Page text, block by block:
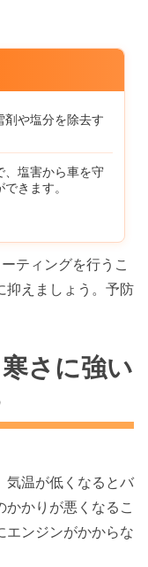
剤や塩分を除去す
、塩害から車を守
きます。
ティングを行うこ
抑えましょう。予防
さに強い
気温が低くなるとバ
かかりが悪くなるこ
エンジンがかからな